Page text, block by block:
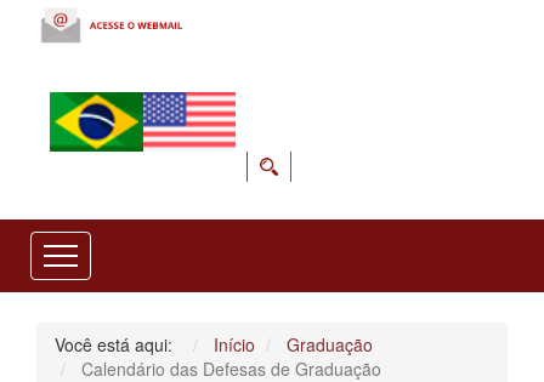
Você está aqui: Início
Graduação
Calendário das Defesas de Graduação